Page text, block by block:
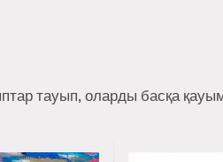
тауып, оларды басқа